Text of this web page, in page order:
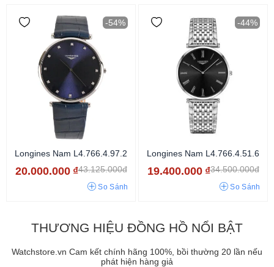
-54%
Longines Nam L4.766.4.97.2
20.000.000 ₫43.125.000đ
So Sánh
-44%
Longines Nam L4.766.4.51.6
19.400.000 ₫34.500.000đ
So Sánh
THƯƠNG HIỆU ĐỒNG HỒ NỔI BẬT
Watchstore.vn Cam kết chính hãng 100%, bồi thường 20 lần nếu
phát hiện hàng giả